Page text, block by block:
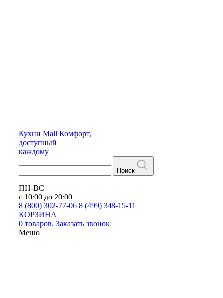
Кухни Mall Комфорт,
доступный
каждому
Поиск
ПН-ВС
с 10:00 до 20:00
8 (800) 302-77-06 8 (499) 348-15-11
КОРЗИНА
0 товаров. Заказать звонок
Меню